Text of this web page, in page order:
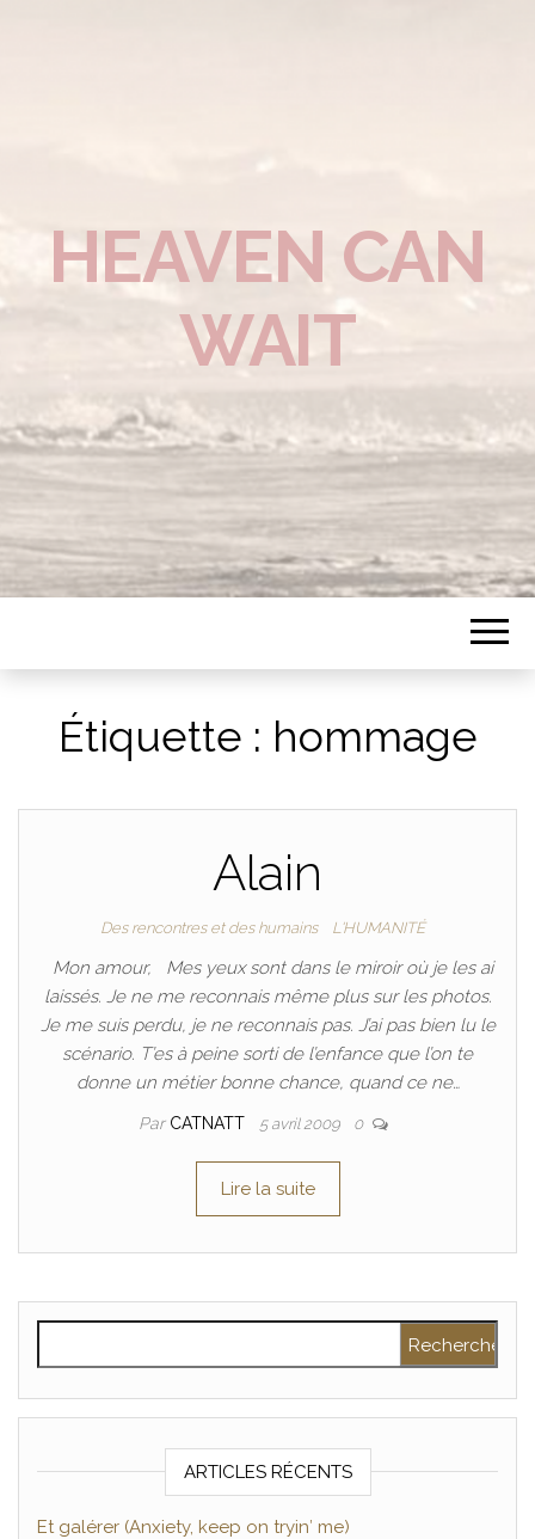
HEAVEN CAN
WAIT
Étiquette : hommage
Alain
Des rencontres et des humains L'HUMANITÉ
Mon amour, Mes yeux sont dans le miroir où je les ai
laissés. Je ne me reconnais même plus sur les photos.
Je me suis perdu, je ne reconnais pas. J’ai pas bien lu le
scénario. T’es à peine sorti de l’enfance que l’on te
donne un métier bonne chance, quand ce ne…
Par CATNATT 5 avril 2009 0
Lire la suite
ARTICLES RÉCENTS
Et galérer (Anxiety, keep on tryin′ me)